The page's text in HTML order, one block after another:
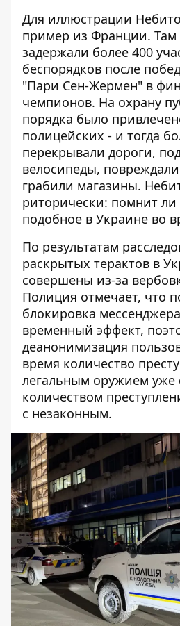
Для иллюстрации
пример из Франции. Там
задержали более 400
беспорядков после
"Пари Сен-Жермен" в
чемпионов. На охрану
порядка было
полицейских - и тогда
перекрывали дороги,
велосипеды,
грабили магазины.
риторически: помнит ли
подобное в Украине во
По результатам
раскрытых терактов в
совершены из-за
Полиция отмечает, что
блокировка
временный эффект,
деанонимизация
время количество
легальным оружием уже
количеством
с незаконным.